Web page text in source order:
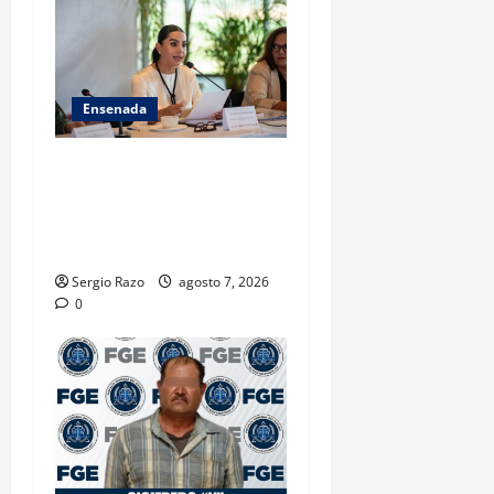
Ensenada
Sergio Razo
agosto 7, 2026
0